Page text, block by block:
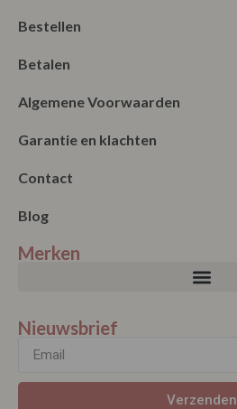
Bestellen
Betalen
Algemene Voorwaarden
Garantie en klachten
Contact
Blog
Merken
Nieuwsbrief
Verzenden